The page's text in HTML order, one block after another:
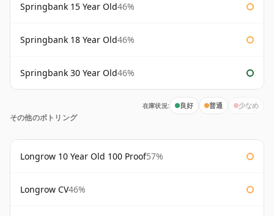
Springbank 15 Year Old46%
Springbank 18 Year Old46%
Springbank 30 Year Old46%
在庫状況: 良好 普通 少なめ
その他のボトリング
Longrow 10 Year Old 100 Proof57%
Longrow CV46%